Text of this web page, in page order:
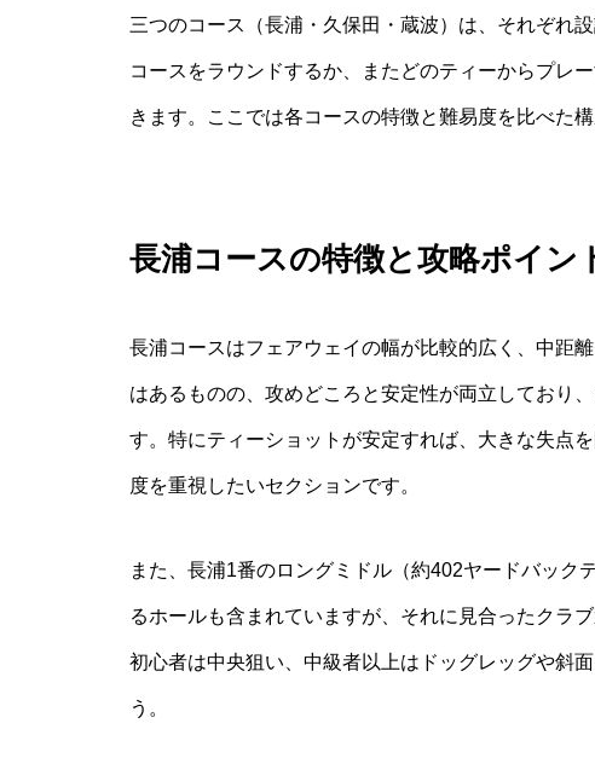
三つのコース（長浦・久保田・蔵波）は、それぞれ
コースをラウンドするか、またどのティーからプレ
きます。ここでは各コースの特徴と難易度を比べた
長浦コースの特徴と攻略ポイン
長浦コースはフェアウェイの幅が比較的広く、中距
はあるものの、攻めどころと安定性が両立しており
す。特にティーショットが安定すれば、大きな失点
度を重視したいセクションです。
また、長浦1番のロングミドル（約402ヤードバック
るホールも含まれていますが、それに見合ったクラ
初心者は中央狙い、中級者以上はドッグレッグや斜
う。